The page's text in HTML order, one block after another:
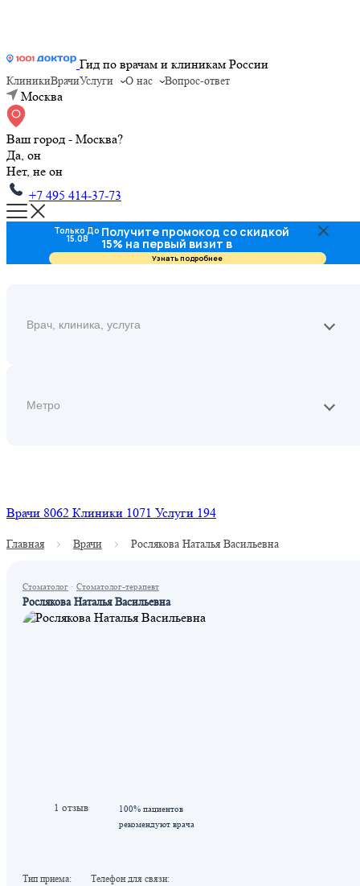
Гид по врачам и клиникам России
КлиникиВрачиУслуги О нас Вопрос-ответ
Москва
Ваш город - Москва?
Да, он
Нет, не он
+7 495 414-37-73
Врачи 8062 Клиники 1071 Услуги 194
Главная Врачи Рослякова Наталья Васильевна
Стоматолог · Стоматолог-терапевт
Рослякова Наталья Васильевна
1 отзыв
100% пациентов
рекомендуют врача
Тип приема: Телефон для связи:
Только До
15.08 Получите промокод со скидкой
15% на первый визит в
стоматологию
Узнать подробнее